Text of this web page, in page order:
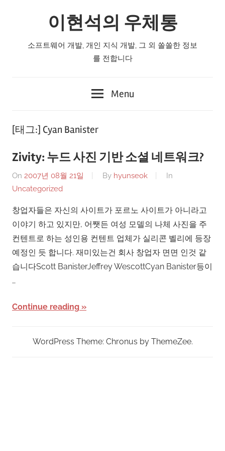
이현석의 우체통
소프트웨어 개발, 개인 지식 개발, 그 외 쏠쏠한 정보
를 전합니다
Menu
[태그:] Cyan Banister
Zivity: 누드 사진 기반 소셜 네트워크?
On 2007년 08월 21일 By hyunseok
In
Uncategorized
창업자들은 자신의 사이트가 포르노 사이트가 아니라고
이야기 하고 있지만, 어쨋든 여성 모델의 나체 사진을 주
컨텐트로 하는 성인용 컨텐트 업체가 실리콘 벨리에 등장
예정인 듯 합니다. 재미있는건 회사 창업자 면면 인것 같
습니다Scott BanisterJeffrey WescottCyan Banister등이
…
Continue reading
WordPress Theme: Chronus by ThemeZee.